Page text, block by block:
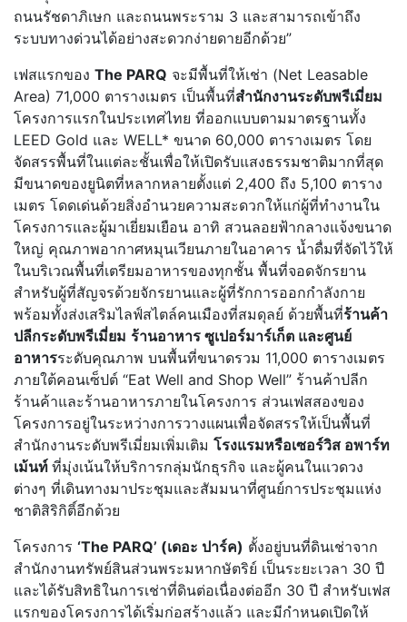
ถนนรัชดาภิเษก และถนนพระราม 3 และสามารถเข้าถึง
ระบบทางด่วนได้อย่างสะดวกง่ายดายอีกด้วย”
เฟสแรกของ The PARQ จะมีพื้นที่ให้เช่า (Net Leasable
Area) 71,000 ตารางเมตร เป็นพื้นที่สำนักงานระดับพรีเมี่ยม
โครงการแรกในประเทศไทย ที่ออกแบบตามมาตรฐานทั้ง
LEED Gold และ WELL* ขนาด 60,000 ตารางเมตร โดย
จัดสรรพื้นที่ในแต่ละชั้นเพื่อให้เปิดรับแสงธรรมชาติมากที่สุด
มีขนาดของยูนิตที่หลากหลายตั้งแต่ 2,400 ถึง 5,100 ตาราง
เมตร โดดเด่นด้วยสิ่งอำนวยความสะดวกให้แก่ผู้ที่ทำงานใน
โครงการและผู้มาเยี่ยมเยือน อาทิ สวนลอยฟ้ากลางแจ้งขนาด
ใหญ่ คุณภาพอากาศหมุนเวียนภายในอาคาร น้ำดื่มที่จัดไว้ให้
ในบริเวณพื้นที่เตรียมอาหารของทุกชั้น พื้นที่จอดจักรยาน
สำหรับผู้ที่สัญจรด้วยจักรยานและผู้ที่รักการออกกำลังกาย
พร้อมทั้งส่งเสริมไลฟ์สไตล์คนเมืองที่สมดุลย์ ด้วยพื้นที่ร้านค้า
ปลีกระดับพรีเมี่ยม ร้านอาหาร ซูเปอร์มาร์เก็ต และศูนย์
อาหารระดับคุณภาพ บนพื้นที่ขนาดรวม 11,000 ตารางเมตร
ภายใต้คอนเซ็ปต์ “Eat Well and Shop Well” ร้านค้าปลีก
ร้านค้าและร้านอาหารภายในโครงการ ส่วนเฟสสองของ
โครงการอยู่ในระหว่างการวางแผนเพื่อจัดสรรให้เป็นพื้นที่
สำนักงานระดับพรีเมี่ยมเพิ่มเติม โรงแรมหรือเซอร์วิส อพาร์ท
เม้นท์ ที่มุ่งเน้นให้บริการกลุ่มนักธุรกิจ และผู้คนในแวดวง
ต่างๆ ที่เดินทางมาประชุมและสัมมนาที่ศูนย์การประชุมแห่ง
ชาติสิริกิติ์อีกด้วย
โครงการ ‘The PARQ’ (เดอะ ปาร์ค) ตั้งอยู่บนที่ดินเช่าจาก
สำนักงานทรัพย์สินส่วนพระมหากษัตริย์ เป็นระยะเวลา 30 ปี
และได้รับสิทธิในการเช่าที่ดินต่อเนื่องต่ออีก 30 ปี สำหรับเฟส
แรกของโครงการได้เริ่มก่อสร้างแล้ว และมีกำหนดเปิดให้